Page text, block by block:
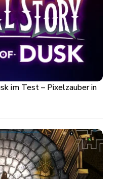
im Test – Pixelzauber in